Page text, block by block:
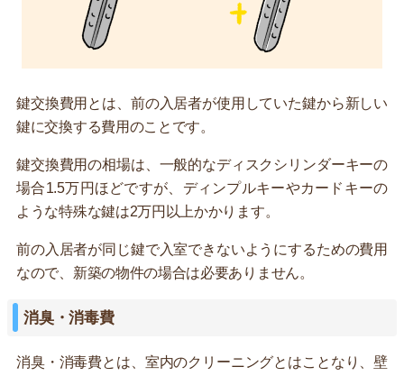
鍵交換費用とは、前の入居者が使用していた鍵から新しい
鍵に交換する費用のことです。
鍵交換費用の相場は、一般的なディスクシリンダーキーの
場合1.5万円ほどですが、ディンプルキーやカードキーの
ような特殊な鍵は2万円以上かかります。
前の入居者が同じ鍵で入室できないようにするための費用
なので、新築の物件の場合は必要ありません。
消臭・消毒費
消臭・消毒費とは、室内のクリーニングとはことなり、壁